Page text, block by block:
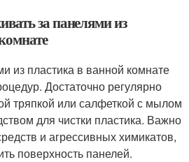
за панелями из
из пластика в ванной комнате
Достаточно регулярно
тряпкой или салфеткой с мылом
для чистки пластика. Важно
и агрессивных химикатов,
поверхность панелей.